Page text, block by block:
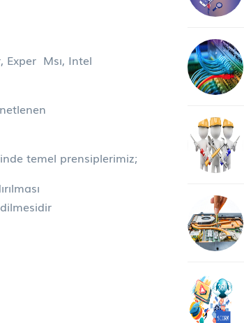
Exper Msı, Intel
temel prensiplerimiz;